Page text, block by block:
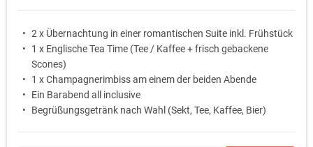
2 x Übernachtung in einer romantischen Suite inkl. Frühstück
1 x Englische Tea Time (Tee / Kaffee + frisch gebackene
Scones)
1 x Champagnerimbiss am einem der beiden Abende
Ein Barabend all inclusive
Begrüßungsgetränk nach Wahl (Sekt, Tee, Kaffee, Bier)